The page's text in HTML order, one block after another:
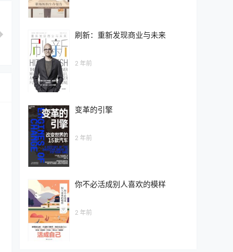
刷新：重新发现商业与未来
2 年前
变革的引擎
2 年前
你不必活成别人喜欢的模样
2 年前